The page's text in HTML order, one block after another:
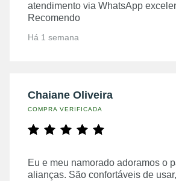
atendimento via WhatsApp
Recomendo
Há 1 semana
Chaiane Oliveira
COMPRA VERIFICADA
Eu e meu namorado adoramos o
alianças. São confortáveis de